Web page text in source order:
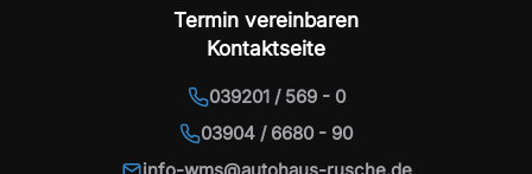
Termin vereinbaren
Kontaktseite
039201 / 569 - 0
03904 / 6680 - 90